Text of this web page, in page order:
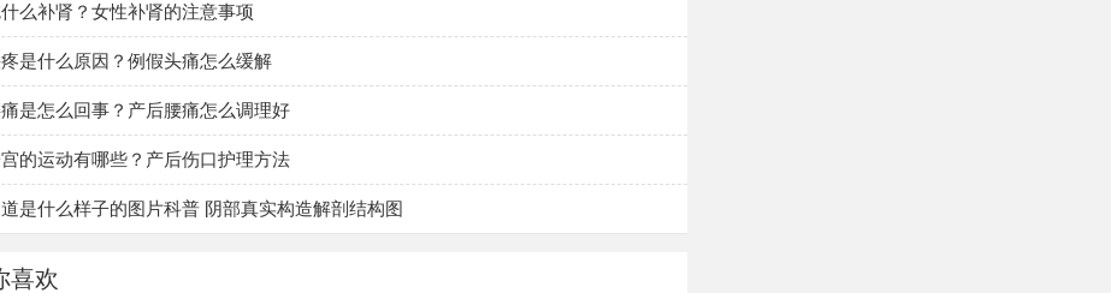
么补肾？女性补肾的注意事项
是什么原因？例假头痛怎么缓解
是怎么回事？产后腰痛怎么调理好
的运动有哪些？产后伤口护理方法
是什么样子的图片科普 阴部真实构造解剖结构图
喜欢